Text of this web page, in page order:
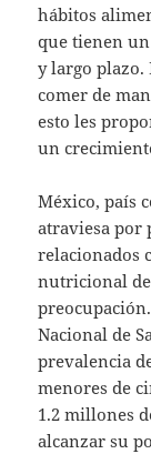
hábitos
que tienen
y largo plazo.
comer de
esto les
un
México, país
atraviesa por
relacionados
nutricional
Nacional de
prevalencia
menores de
1.2 millones
alcanzar su